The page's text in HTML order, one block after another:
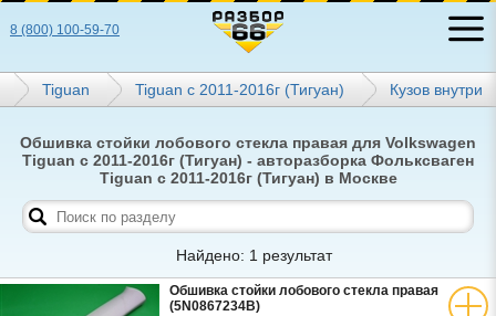
8 (800) 100-59-70
Tiguan Tiguan с 2011-2016г (Тигуан) Кузов внутри
Обшивка стойки лобового стекла правая для Volkswagen
Tiguan с 2011-2016г (Тигуан) - авторазборка Фольксваген
Tiguan с 2011-2016г (Тигуан) в Москве
Найдено: 1 результат
Обшивка стойки лобового стекла правая
(5N0867234B)